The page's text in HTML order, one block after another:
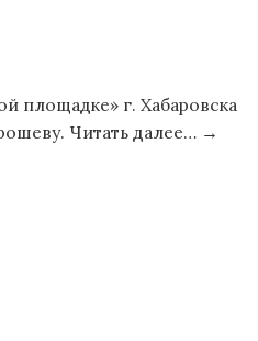
площадке» г. Хабаровска
Читать далее… →